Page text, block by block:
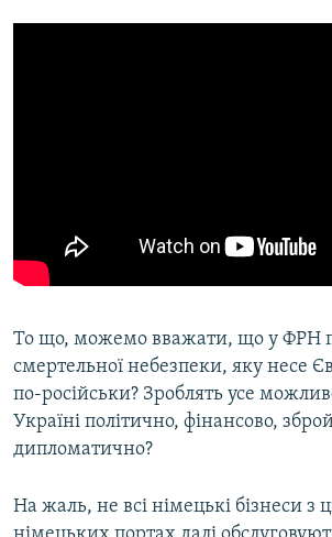
То що, можемо вважати, що у ФРН
смертельної небезпеки, яку несе
по-російськи? Зроблять усе
Україні політично, фінансово,
дипломатично?
На жаль, не всі німецькі бізнеси з